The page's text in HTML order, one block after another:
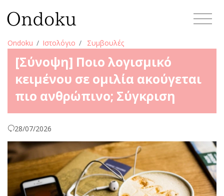
Ondoku Ιστολόγιο Συμβουλές
[Σύνοψη] Ποιο λογισμικό
κειμένου σε ομιλία ακούγεται
πιο ανθρώπινο; Σύγκριση
28/07/2026